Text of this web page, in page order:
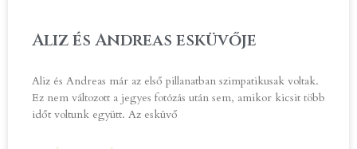
Aliz és Andreas esküvője
Aliz és Andreas már az első pillanatban szimpatikusak voltak.
Ez nem változott a jegyes fotózás után sem, amikor kicsit több
időt voltunk együtt. Az esküvő